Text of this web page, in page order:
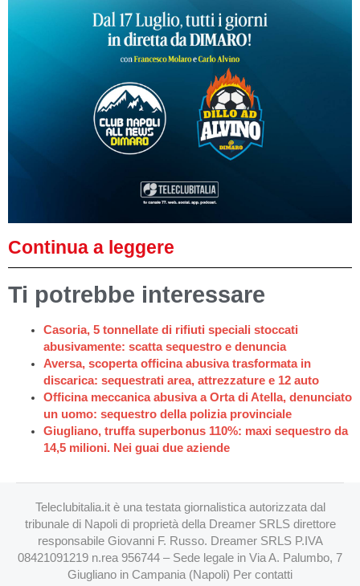
Continua a leggere
Ti potrebbe interessare
Casoria, 5 tonnellate di rifiuti speciali stoccati
abusivamente: scatta sequestro e denuncia
Aversa, scoperta officina abusiva trasformata in
discarica: sequestrati area, attrezzature e 12 auto
Officina meccanica abusiva a Orta di Atella, denunciato
un uomo: sequestro della polizia provinciale
Giugliano, truffa superbonus 110%: maxi sequestro da
14,5 milioni. Nei guai due aziende
Teleclubitalia.it è una testata giornalistica autorizzata dal
tribunale di Napoli di proprietà della Dreamer SRLS direttore
responsabile Giovanni F. Russo. Dreamer SRLS P.IVA
08421091219 n.rea 956744 – Sede legale in Via A. Palumbo, 7
Giugliano in Campania (Napoli) Per contatti